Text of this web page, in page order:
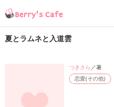
夏とラムネと入道雲
恋愛(その他)
つきさら ／著